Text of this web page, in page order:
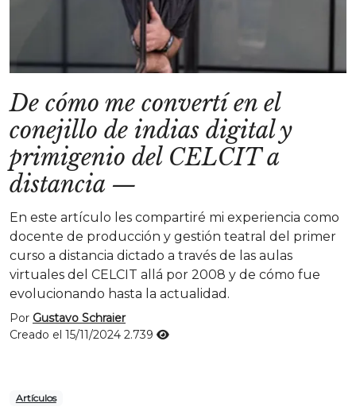
De cómo me convertí en el
conejillo de indias digital y
primigenio del CELCIT a
distancia —
En este artículo les compartiré mi experiencia como
docente de producción y gestión teatral del primer
curso a distancia dictado a través de las aulas
virtuales del CELCIT allá por 2008 y de cómo fue
evolucionando hasta la actualidad.
Por Gustavo Schraier
Creado el 15/11/2024 2.739
Artículos